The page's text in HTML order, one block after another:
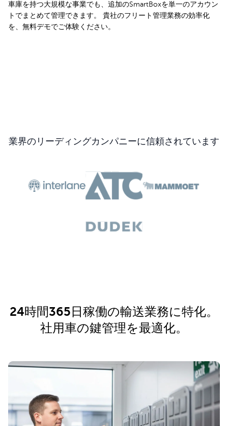
車庫を持つ大規模な事業でも、追加のSmartBoxを単一のアカウン
トでまとめて管理できます。 貴社のフリート管理業務の効率化
を、無料デモでご体験ください。
業界のリーディングカンパニーに信頼されています
24時間365日稼働の輸送業務に特化。
社用車の鍵管理を最適化。